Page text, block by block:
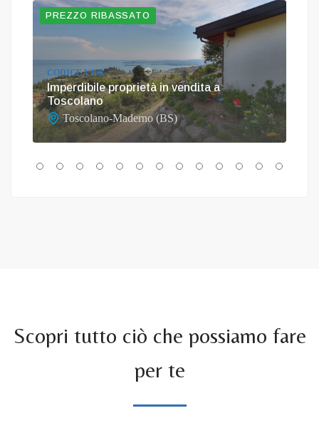
PREZZO RIBASSATO
CODICE V106
Imperdibile proprietà in vendita a
Toscolano
Toscolano-Maderno (BS)
Scopri tutto ciò che possiamo fare
per te